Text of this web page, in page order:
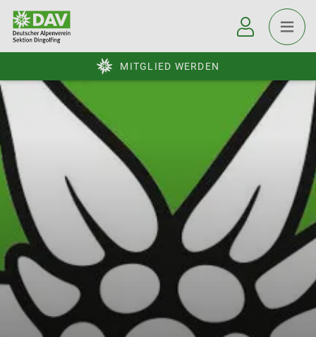
MITGLIED WERDEN